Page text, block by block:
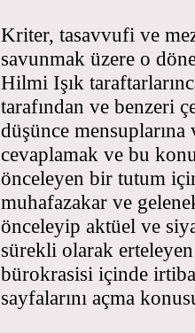
Kriter, tasavvufi ve
savunmak üzere o
Hilmi Işık
tarafından ve benzeri
düşünce
cevaplamak ve bu
önceleyen bir tutum
muhafazakar ve
önceleyip aktüel ve
sürekli olarak
bürokrasisi içinde
sayfalarını açma